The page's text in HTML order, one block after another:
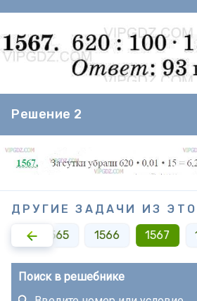
Решение 2
ДРУГИЕ ЗАДАЧИ ИЗ
1565 1566 1567
Поиск в решебнике